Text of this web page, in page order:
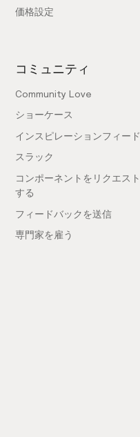
価格設定
コミュニティ
Community Love
ショーケース
インスピレーションフィード
スラック
コンポーネントをリクエスト
する
フィードバックを送信
専門家を雇う